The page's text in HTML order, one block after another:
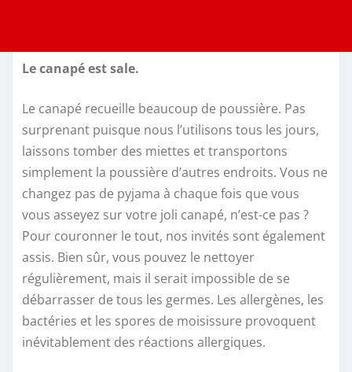
Le canapé est sale.
Le canapé recueille beaucoup de poussière. Pas
surprenant puisque nous l’utilisons tous les jours,
laissons tomber des miettes et transportons
simplement la poussière d’autres endroits. Vous ne
changez pas de pyjama à chaque fois que vous
vous asseyez sur votre joli canapé, n’est-ce pas ?
Pour couronner le tout, nos invités sont également
assis. Bien sûr, vous pouvez le nettoyer
régulièrement, mais il serait impossible de se
débarrasser de tous les germes. Les allergènes, les
bactéries et les spores de moisissure provoquent
inévitablement des réactions allergiques.